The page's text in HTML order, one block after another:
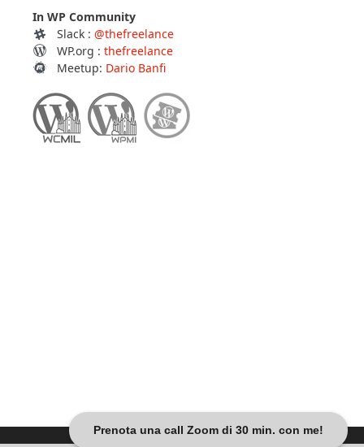
Prenota una call Zoom di 30 min. con me!
In WP Community
Slack : @thefreelance
WP.org : thefreelance
Meetup: Dario Banfi